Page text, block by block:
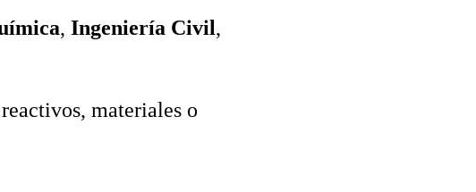
, Ingeniería Civil,
materiales o